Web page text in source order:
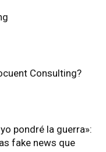
Consulting?
pondré la guerra»:
fake news que